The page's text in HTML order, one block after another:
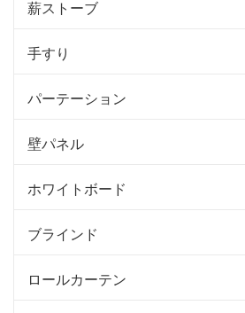
薪ストーブ
手すり
パーテーション
壁パネル
ホワイトボード
ブラインド
ロールカーテン